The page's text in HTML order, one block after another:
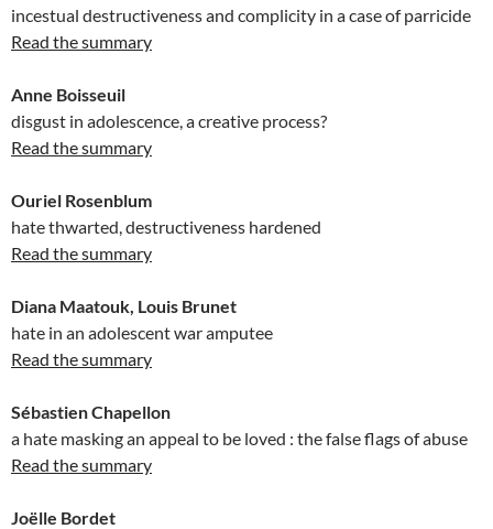
incestual destructiveness and complicity in a case of parricide
Read the summary
Anne Boisseuil
disgust in adolescence, a creative process?
Read the summary
Ouriel Rosenblum
hate thwarted, destructiveness hardened
Read the summary
Diana Maatouk, Louis Brunet
hate in an adolescent war amputee
Read the summary
Sébastien Chapellon
a hate masking an appeal to be loved : the false flags of abuse
Read the summary
Joëlle Bordet